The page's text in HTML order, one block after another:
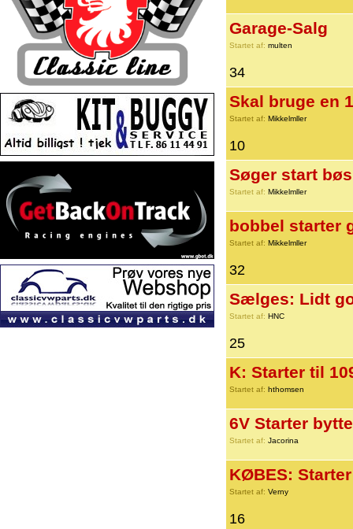
Garage-Salg
Startet af: multen
34
Skal bruge en
Startet af: Mikkelmller
10
Søger start
Startet af: Mikkelmller
bobbel starter
Startet af: Mikkelmller
32
Sælges: Lidt
Startet af: HNC
25
K: Starter til
Startet af: hthomsen
6V Starter
Startet af: Jacorina
KØBES:
Startet af: Verny
16